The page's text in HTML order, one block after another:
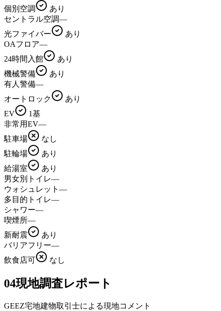
個別空調
あり
セントラル空調—
光ファイバー
あり
OAフロア—
24時間入館
あり
機械警備
あり
有人警備—
オートロック
あり
EV
1基
非常用EV—
駐車場
なし
駐輪場
あり
給湯室
あり
男女別トイレ—
ウォシュレット —
多目的トイレ—
シャワー—
喫煙所—
新耐震
あり
バリアフリー—
飲食店可
なし
04現地調査レポート
GEEZ宅地建物取引士による現地コメント